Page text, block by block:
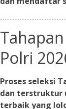
Polri
Proses seleksi
dan terstruktur
terbaik yang